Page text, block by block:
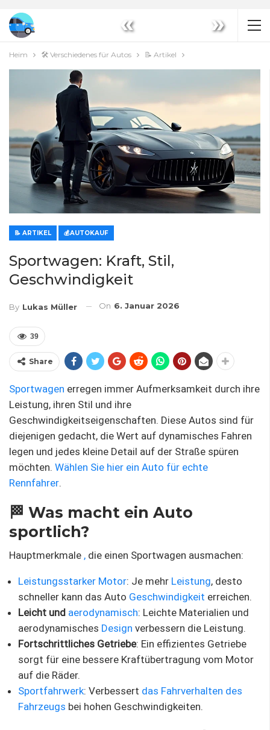
« »
Heim 🛠️ Verschiedenes für Autos 📝 Artikel
📝 ARTIKEL 💰AUTOKAUF
Sportwagen: Kraft, Stil,
Geschwindigkeit
By Lukas Müller On 6. Januar 2026
39
Share
Sportwagen erregen immer Aufmerksamkeit durch ihre
Leistung, ihren Stil und ihre
Geschwindigkeitseigenschaften. Diese Autos sind für
diejenigen gedacht, die Wert auf dynamisches Fahren
legen und jedes kleine Detail auf der Straße spüren
möchten. Wählen Sie hier ein Auto für echte
Rennfahrer.
🏁 Was macht ein Auto
sportlich?
Hauptmerkmale , die einen Sportwagen ausmachen:
Leistungsstarker Motor: Je mehr Leistung, desto
schneller kann das Auto Geschwindigkeit erreichen.
Leicht und aerodynamisch: Leichte Materialien und
aerodynamisches Design verbessern die Leistung.
Fortschrittliches Getriebe: Ein effizientes Getriebe
sorgt für eine bessere Kraftübertragung vom Motor
auf die Räder.
Sportfahrwerk: Verbessert das Fahrverhalten des
Fahrzeugs bei hohen Geschwindigkeiten.